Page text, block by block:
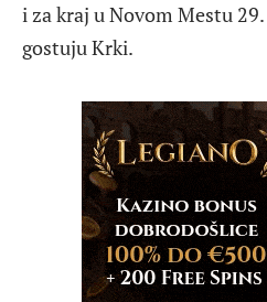
i za kraj u Novom Mestu
gostuju Krki.